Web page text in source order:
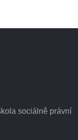
sociálně právní